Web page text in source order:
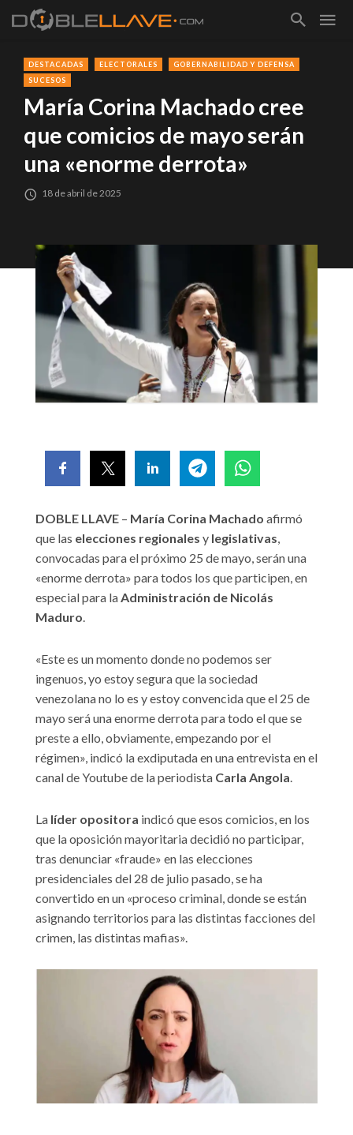
DESTACADAS ELECTORALES
GOBERNABILIDAD Y DEFENSA
SUCESOS
María Corina Machado cree
que comicios de mayo serán
una «enorme derrota»
18 de abril de 2025
DOBLE LLAVE – María Corina Machado afirmó
que las elecciones regionales y legislativas
convocadas para el próximo 25 de mayo, serán una
«enorme derrota» para todos los que participen, en
especial para la Administración de Nicolás
Maduro
«Este es un momento donde no podemos ser
ingenuos, yo estoy segura que la sociedad
venezolana no lo es y estoy convencida que el 25 de
mayo será una enorme derrota para todo el que se
preste a ello, obviamente, empezando por el
régimen», indicó la exdiputada en una entrevista en el
canal de Youtube de la periodista Carla Angola
La líder opositora indicó que esos comicios, en los
que la oposición mayoritaria decidió no participar,
tras denunciar «fraude» en las elecciones
presidenciales del 28 de julio pasado, se ha
convertido en un «proceso criminal, donde se están
asignando territorios para las distintas facciones del
crimen, las distintas mafias».